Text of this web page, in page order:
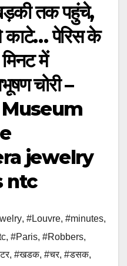
तक पहुंचे,
काटे… पेरिस के
में
चोरी –
jewelry
ntc
, #Louvre, #minutes,
, #Paris, #Robbers,
, #खडक, #चर, #डसक,